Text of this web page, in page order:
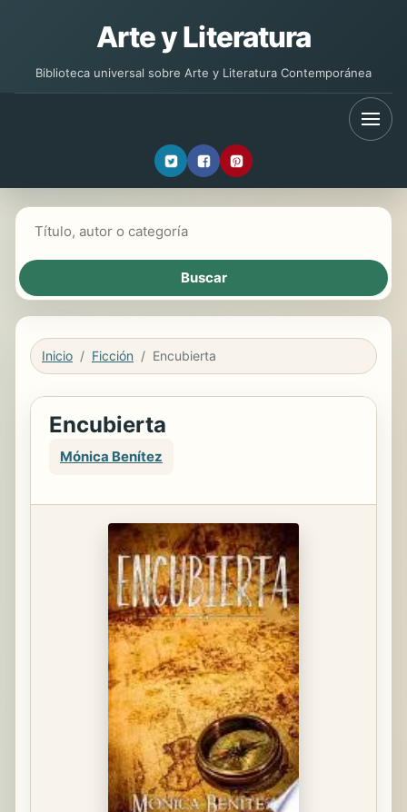
Arte y Literatura
Biblioteca universal sobre Arte y Literatura Contemporánea
Inicio Ficción Encubierta
Encubierta
Mónica Benítez